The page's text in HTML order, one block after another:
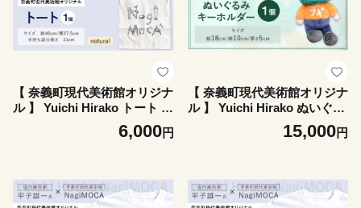
【 奈義町現代美術館オリジナ
ル 】 Yuichi Hirako トート N
agiMOCA natural トートバ
ッグ トートバック バッグ バ
ーション コラボ 平子雄一 グ
ッズ 雑貨 メンズ レディース
6,000円
【 奈義町現代美術館オリジナ
ル 】 Yuichi Hirako ぬいぐる
みキーホルダー NagiMOCA
キーホルダー ぬいぐるみ キ
日用品 平子雄一 ミュージア
ムグッズ グッズ
15,000円